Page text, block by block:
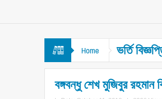
Home ভর্তি
বঙ্গবন্ধু শেখ মুজিবুর রহমান